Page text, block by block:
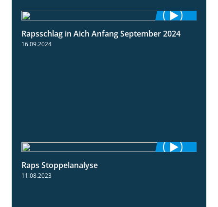
1:50
Rapsschlag in Aich Anfang September 2024
16.09.2024
Raps Stoppelanalyse
11.08.2023